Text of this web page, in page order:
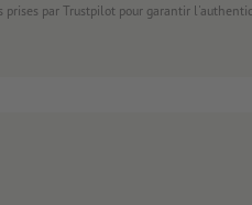
prises par Trustpilot pour garantir